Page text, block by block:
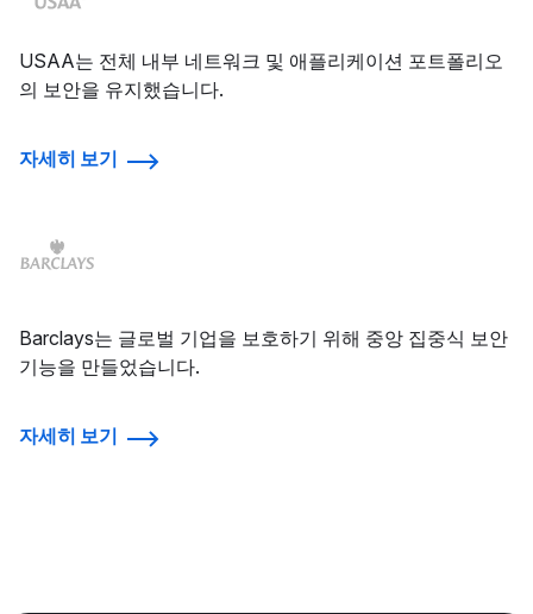
USAA는 전체 내부 네트워크 및 애플리케이션 포트폴리오
의 보안을 유지했습니다.
자세히 보기
Barclays는 글로벌 기업을 보호하기 위해 중앙 집중식 보안
기능을 만들었습니다.
자세히 보기